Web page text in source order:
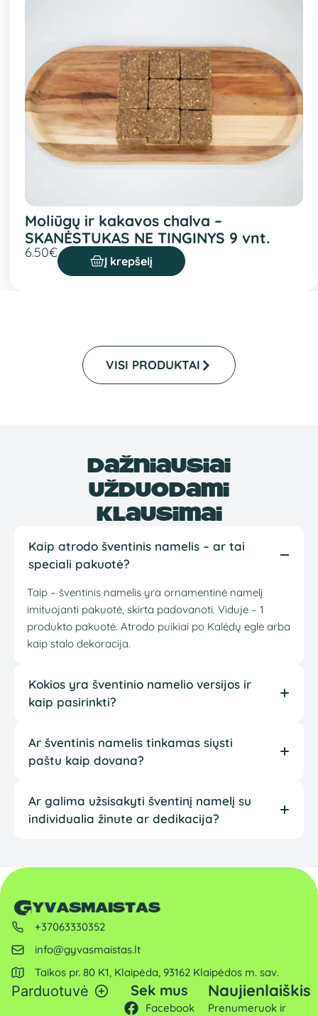
Moliūgų ir kakavos chalva –
SKANĖSTUKAS NE TINGINYS 9 vnt.
6.50€
Į krepšelį
VISI PRODUKTAI
Dažniausiai
užduodami
klausimai
Kaip atrodo šventinis namelis – ar tai
speciali pakuotė?
Taip – šventinis namelis yra ornamentinė namelį
imituojanti pakuotė, skirta padovanoti. Viduje – 1
produkto pakuotė. Atrodo puikiai po Kalėdų egle arba
kaip stalo dekoracija.
Kokios yra šventinio namelio versijos ir
kaip pasirinkti?
Ar šventinis namelis tinkamas siųsti
paštu kaip dovana?
Ar galima užsisakyti šventinį namelį su
individualia žinute ar dedikacija?
+37063330352
info@gyvasmaistas.lt
Taikos pr. 80 K1, Klaipėda, 93162 Klaipėdos m. sav.
Parduotuvė Sek mus
Facebook
Naujienlaiškis
Prenumeruok ir